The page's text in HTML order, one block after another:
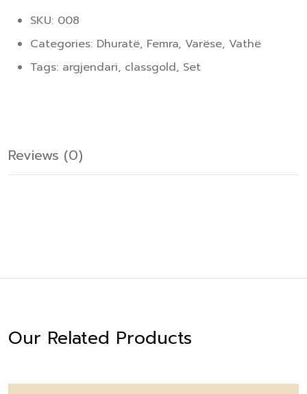
SKU: 008
Categories: Dhuratë, Femra, Varëse, Vathë
Tags: argjendari, classgold, Set
Reviews (0)
Our Related Products